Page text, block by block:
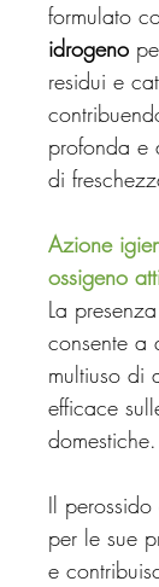
formulato
idrogeno
residui e
profonda e
di
Azione
ossigeno
La
consente a
multiuso di
efficace
domestiche.
Il
per le sue
e